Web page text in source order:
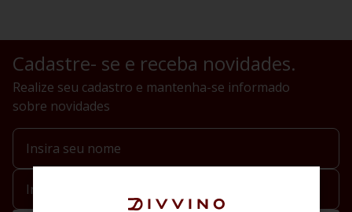
Cadastre- se e receba novidades.
Realize seu cadastro e mantenha-se informado
sobre novidades